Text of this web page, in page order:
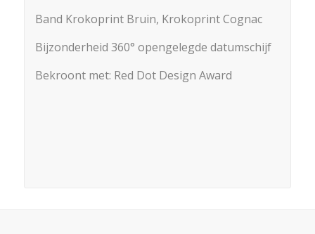
Band Krokoprint Bruin, Krokoprint Cognac
Bijzonderheid 360° opengelegde datumschijf
Bekroont met: Red Dot Design Award